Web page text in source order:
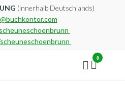
(innerhalb Deutschlands)
0